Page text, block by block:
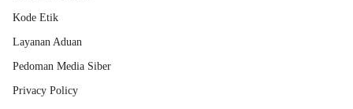
Kode Etik
Layanan Aduan
Pedoman Media Siber
Privacy Policy